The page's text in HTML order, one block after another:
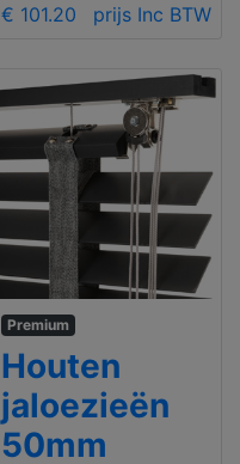
€ 101.20
prijs Inc BTW
Premium
Houten
jaloezieën
50mm